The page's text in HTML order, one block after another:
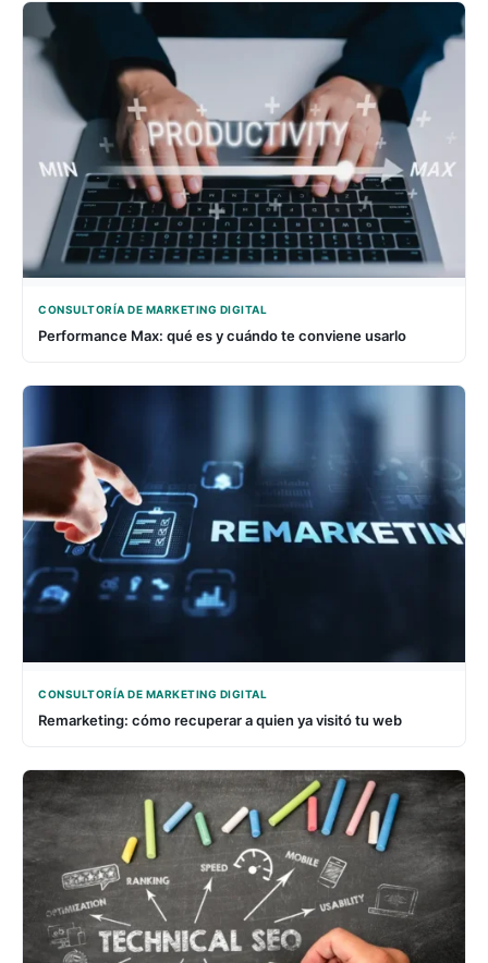
CONSULTORÍA DE MARKETING DIGITAL
Performance Max: qué es y cuándo te conviene usarlo
CONSULTORÍA DE MARKETING DIGITAL
Remarketing: cómo recuperar a quien ya visitó tu web